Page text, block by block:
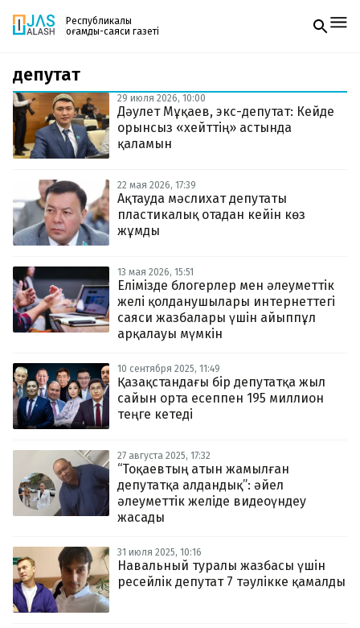
Республикалық
қоғамдық-саяси газеті
Жаңалықтар
Спорт
Live
Руханият
Аймақ
Архив
Заң және тәртіп
Редакциямен байланыс
+7 708 604 51 06
Жарнама бөлімі
Пошта
zhasalash100@gmail.com
Газетке жазылу
PDF форматтағы газетті ай сайын электронды
поштаңызға алып отырыңыз. Жаңа нөмір
шыққан сәтте сізге бірден жіберіледі. Тек email
депутат
29 июля 2026, 10:00
Дәулет Мұқаев, экс-депутат: Кейде
орынсыз «хейттің» астында
қаламын
22 мая 2026, 17:39
Ақтауда мәслихат депутаты
пластикалық отадан кейін көз
жұмды
13 мая 2026, 15:51
Елімізде блогерлер мен әлеуметтік
желі қолданушылары интернеттегі
саяси жазбалары үшін айыппұл
арқалауы мүмкін
10 сентября 2025, 11:49
Қазақстандағы бір депутатқа жыл
сайын орта есеппен 195 миллион
теңге кетеді
27 августа 2025, 17:32
“Тоқаевтың атын жамылған
депутатқа алдандық”: әйел
әлеуметтік желіде видеоүндеу
жасады
31 июля 2025, 10:16
Навальный туралы жазбасы үшін
ресейлік депутат 7 тәулікке қамалды